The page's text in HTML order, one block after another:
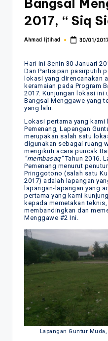
Bangsal
2017, “ Siq
Posted
Ahmad Ijtihad 30/01/
Hari ini Senin 30 Januari
Dan Partisipan pasirputih
lokasi yang direncanakan
keramaian pada Program
2017. Kunjungan lokasi ini
Bangsal Menggawe yang
yang lalu.
Lokasi pertama yang kami
Pemenang, Lapangan
merupakan salah satu
digunakan sebagai ruang
mengikuti acara puncak
“membasaq”Tahun 2016.
Pemenang menurut
Pringgotono (salah satu
2017) adalah lapangan
lapangan-lapangan yang
pertama yang kami
kepada memetakan teknis,
membandingkan dan
Menggawe #2 Ini.
Lapangan Guntur Muda,